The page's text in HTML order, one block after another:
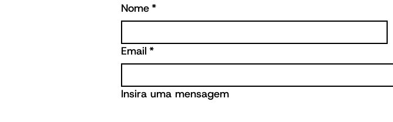
Nome*
Email *
Insira uma mensagem